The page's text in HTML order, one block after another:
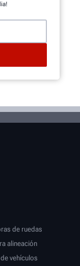
de ruedas
alineación
vehículos